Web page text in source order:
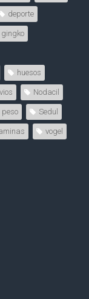
deporte
gingko
huesos
Nodacil
peso Sedul
vogel